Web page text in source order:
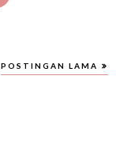
POSTINGAN LAMA